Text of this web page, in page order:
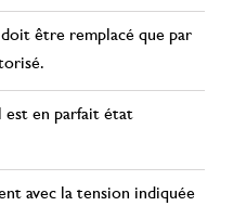
être remplacé que par
est en parfait état
avec la tension indiquée